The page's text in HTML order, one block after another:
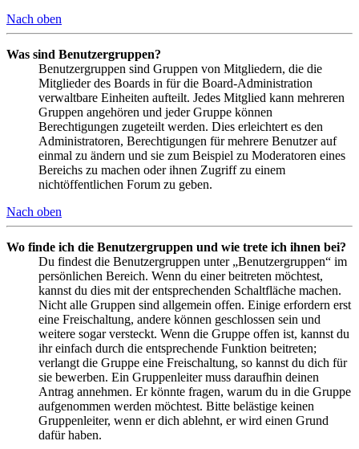
Nach oben
Was sind Benutzergruppen?
Benutzergruppen sind Gruppen von Mitgliedern, die die
Mitglieder des Boards in für die Board-Administration
verwaltbare Einheiten aufteilt. Jedes Mitglied kann mehreren
Gruppen angehören und jeder Gruppe können
Berechtigungen zugeteilt werden. Dies erleichtert es den
Administratoren, Berechtigungen für mehrere Benutzer auf
einmal zu ändern und sie zum Beispiel zu Moderatoren eines
Bereichs zu machen oder ihnen Zugriff zu einem
nichtöffentlichen Forum zu geben.
Nach oben
Wo finde ich die Benutzergruppen und wie trete ich ihnen bei?
Du findest die Benutzergruppen unter „Benutzergruppen“ im
persönlichen Bereich. Wenn du einer beitreten möchtest,
kannst du dies mit der entsprechenden Schaltfläche machen.
Nicht alle Gruppen sind allgemein offen. Einige erfordern erst
eine Freischaltung, andere können geschlossen sein und
weitere sogar versteckt. Wenn die Gruppe offen ist, kannst du
ihr einfach durch die entsprechende Funktion beitreten;
verlangt die Gruppe eine Freischaltung, so kannst du dich für
sie bewerben. Ein Gruppenleiter muss daraufhin deinen
Antrag annehmen. Er könnte fragen, warum du in die Gruppe
aufgenommen werden möchtest. Bitte belästige keinen
Gruppenleiter, wenn er dich ablehnt, er wird einen Grund
dafür haben.